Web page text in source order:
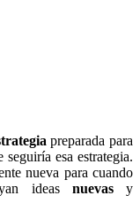
preparada para
seguiría esa estrategia.
nueva para cuando
ideas nuevasy